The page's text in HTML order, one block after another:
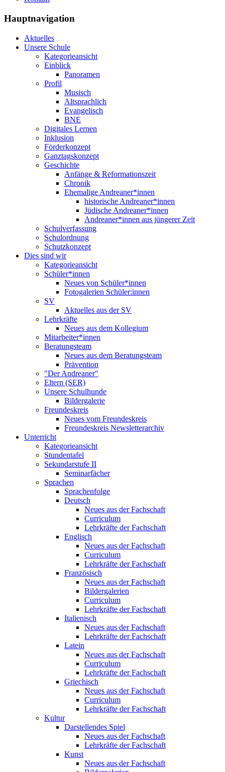
Hauptnavigation
Aktuelles
Unsere Schule
Kategorieansicht
Einblick
Panoramen
Profil
Musisch
Altsprachlich
Evangelisch
BNE
Digitales Lernen
Inklusion
Förderkonzept
Ganztagskonzept
Geschichte
Anfänge & Reformationszeit
Chronik
Ehemalige Andreaner*innen
historische Andreaner*innen
Jüdische Andreaner*innen
Andreaner*innen aus jüngerer Zeit
Schulverfassung
Schulordnung
Schutzkonzept
Dies sind wir
Kategorieansicht
Schüler*innen
Neues von Schüler*innen
Fotogalerien Schüler:innen
SV
Aktuelles aus der SV
Lehrkräfte
Neues aus dem Kollegium
Mitarbeiter*innen
Beratungsteam
Neues aus dem Beratungsteam
Prävention
"Der Andreaner"
Eltern (SER)
Unsere Schulhunde
Bildergalerie
Freundeskreis
Neues vom Freundeskreis
Freundeskreis Newsletterarchiv
Unterricht
Kategorieansicht
Stundentafel
Sekundarstufe II
Seminarfächer
Sprachen
Sprachenfolge
Deutsch
Neues aus der Fachschaft
Curriculum
Lehrkräfte der Fachschaft
Englisch
Neues aus der Fachschaft
Curriculum
Lehrkräfte der Fachschaft
Französisch
Neues aus der Fachschaft
Bildergalerien
Curriculum
Lehrkräfte der Fachschaft
Italienisch
Neues aus der Fachschaft
Lehrkräfte der Fachschaft
Latein
Neues aus der Fachschaft
Curriculum
Lehrkräfte der Fachschaft
Griechisch
Neues aus der Fachschaft
Curriculum
Lehrkräfte der Fachschaft
Kultur
Darstellendes Spiel
Neues aus der Fachschaft
Lehrkräfte der Fachschaft
Kunst
Neues aus der Fachschaft